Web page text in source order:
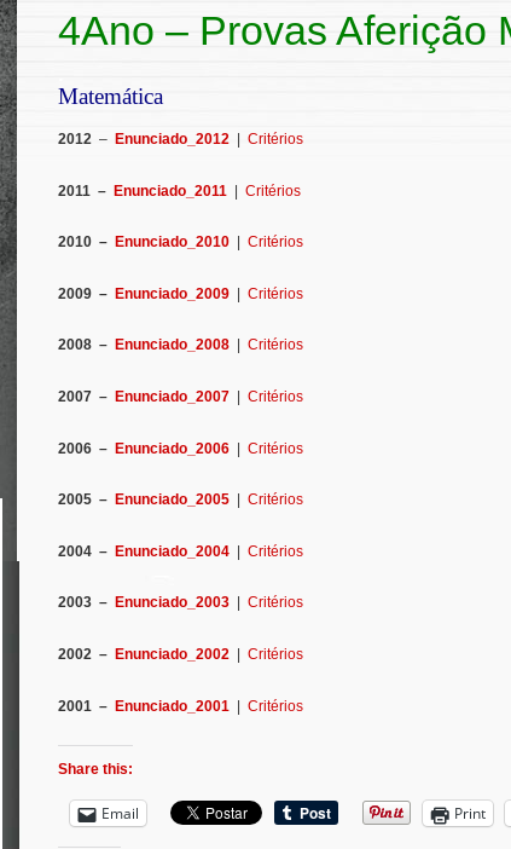
4Ano – Provas Aferição
Matemática
2012 – Enunciado_2012 Critérios
2011 – Enunciado_2011 | Critérios
2010 – Enunciado_2010 Critérios
2009 – Enunciado_2009 | Critérios
2008 – Enunciado_2008 Critérios
2007 – Enunciado_2007 Critérios
2006 – Enunciado_2006 | Critérios
2005 – Enunciado_2005 Critérios
2004 – Enunciado_2004 | Critérios
2003 – Enunciado_2003 Critérios
2002 – Enunciado_2002 Critérios
2001 – Enunciado_2001 | Critérios
Share this:
Email Print